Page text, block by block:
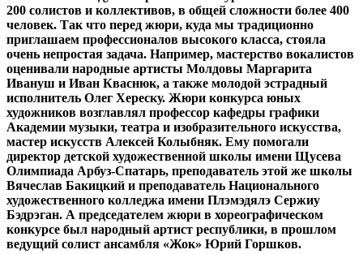
200 солистов и коллективов, в общей сложности более 400
человек. Так что перед жюри, куда мы традиционно
приглашаем профессионалов высокого класса, стояла
очень непростая задача. Например, мастерство вокалистов
оценивали народные артисты Молдовы Маргарита
Ивануш и Иван Кваснюк, а также молодой эстрадный
исполнитель Олег Хереску. Жюри конкурса юных
художников возглавлял профессор кафедры графики
Академии музыки, театра и изобразительного искусства,
мастер искусств Алексей Колыбняк. Ему помогали
директор детской художественной школы имени Щусева
Олимпиада Арбуз-Спатарь, преподаватель этой же школы
Вячеслав Бакицкий и преподаватель Национального
художественного колледжа имени Плэмэдялэ Сержиу
Бэдрэган. А председателем жюри в хореографическом
конкурсе был народный артист республики, в прошлом
ведущий солист ансамбля «Жок» Юрий Горшков.